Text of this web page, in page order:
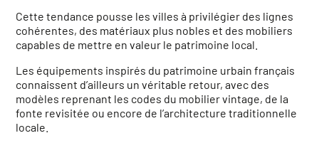
Cette tendance pousse les villes à privilégier des lignes
cohérentes, des matériaux plus nobles et des mobiliers
capables de mettre en valeur le patrimoine local.
Les équipements inspirés du patrimoine urbain français
connaissent d’ailleurs un véritable retour, avec des
modèles reprenant les codes du mobilier vintage, de la
fonte revisitée ou encore de l’architecture traditionnelle
locale.